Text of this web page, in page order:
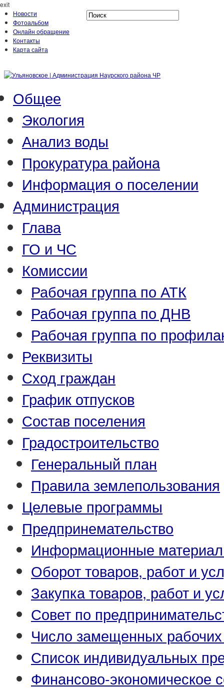
exit
Новости
Фотоальбом
Онлайн обращение
Контакты
Карта сайта
Общее
Экология
Анализ воды
Прокуратура района
Информация о поселении
Администрация
Глава
ГО и ЧС
Комиссии
Рабочая группа по АТК
Рабочая группа по ДНВ
Рабочая группа по
Реквизиты
Сход граждан
График отпусков
Состав поселения
Градостроительство
Генеральный план
Правила землепользования
Целевые программы
Предпринемательство
Информационные
Оборот товаров, работ и
Закупка товаров, работ и
Совет по
Число замещенных
Список индивидуальных
Финансово-экономическое